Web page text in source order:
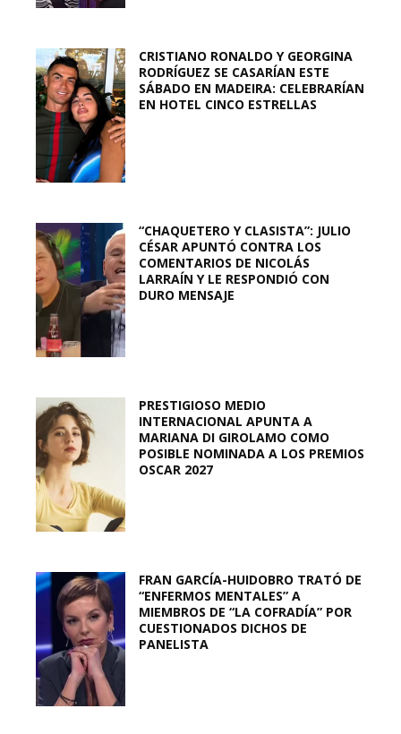
CRISTIANO RONALDO Y GEORGINA
RODRÍGUEZ SE CASARÍAN ESTE
SÁBADO EN MADEIRA: CELEBRARÍAN
EN HOTEL CINCO ESTRELLAS
“CHAQUETERO Y CLASISTA”: JULIO
CÉSAR APUNTÓ CONTRA LOS
COMENTARIOS DE NICOLÁS
LARRAÍN Y LE RESPONDIÓ CON
DURO MENSAJE
PRESTIGIOSO MEDIO
INTERNACIONAL APUNTA A
MARIANA DI GIROLAMO COMO
POSIBLE NOMINADA A LOS PREMIOS
OSCAR 2027
FRAN GARCÍA-HUIDOBRO TRATÓ DE
“ENFERMOS MENTALES” A
MIEMBROS DE “LA COFRADÍA” POR
CUESTIONADOS DICHOS DE
PANELISTA